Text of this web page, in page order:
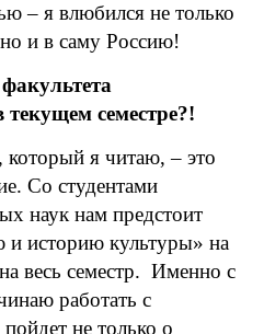
– я влюбился не только
и в саму Россию!
факультета
семестре?!
я читаю, – это
Со студентами
наук нам предстоит
и историю культуры» на
весь семестр. Именно с
работать с
не только о